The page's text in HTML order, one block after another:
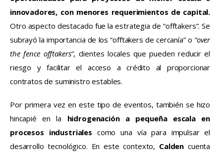
innovadores, con menores requerimientos de capital.
Otro aspecto destacado fue la estrategia de “offtakers”. Se
subrayó la importancia de los “offtakers de cercanía” o “over
the fence offtakers”, clientes locales que pueden reducir el
riesgo y facilitar el acceso a crédito al proporcionar
contratos de suministro estables.
Por primera vez en este tipo de eventos, también se hizo
hincapié en la hidrogenación a pequeña escala en
procesos industriales como una vía para impulsar el
desarrollo tecnológico. En este contexto, Calden cuenta